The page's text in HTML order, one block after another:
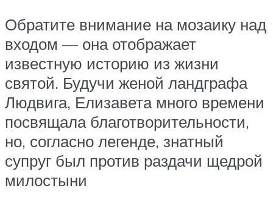
Обратите внимание на мозаику над
входом — она отображает
известную историю из жизни
святой. Будучи женой ландграфа
Людвига, Елизавета много времени
посвящала благотворительности,
но, согласно легенде, знатный
супруг был против раздачи щедрой
милостыни